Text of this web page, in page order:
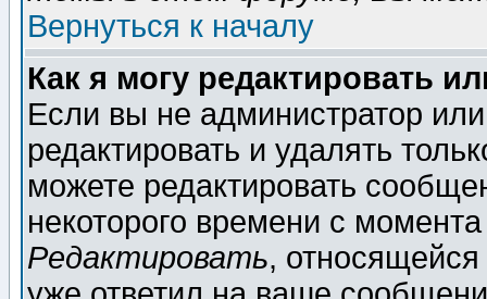
Вернуться к началу
Как я могу редактировать
Если вы не администратор
редактировать и удалять
можете редактировать
некоторого времени с
Редактировать,